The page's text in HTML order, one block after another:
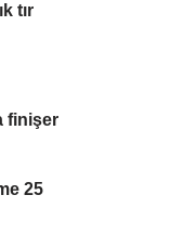
tır
finişer
25